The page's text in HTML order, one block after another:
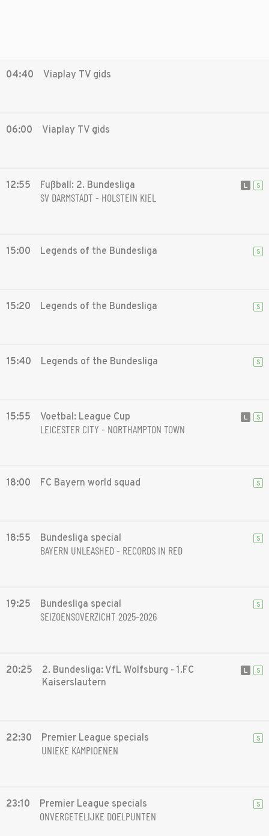
04:40 Viaplay TV gids
06:00 Viaplay TV gids
12:55 Fußball: 2. Bundesliga
SV DARMSTADT - HOLSTEIN KIEL
L S
15:00 Legends of the Bundesliga S
15:20 Legends of the Bundesliga S
15:40 Legends of the Bundesliga S
15:55 Voetbal: League Cup
LEICESTER CITY - NORTHAMPTON TOWN
L S
18:00 FC Bayern world squad S
18:55 Bundesliga special
BAYERN UNLEASHED - RECORDS IN RED
S
19:25 Bundesliga special
SEIZOENSOVERZICHT 2025-2026
S
20:25
2. Bundesliga: VfL Wolfsburg - 1.FC
Kaiserslautern
L S
22:30 Premier League specials
UNIEKE KAMPIOENEN
S
23:10 Premier League specials
ONVERGETELIJKE DOELPUNTEN
S